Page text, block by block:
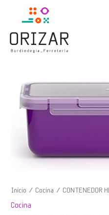
Inicio / Cocina / CONTENEDOR
Cocina
CONTENEDOR
HERMÉTICO
MORADO
cantidad